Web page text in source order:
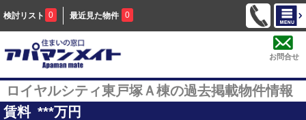
検討リスト 0 最近見た物件 0
お問合せ
ロイヤルシティ東戸塚Ａ棟の過去掲載物件情報
賃料 ***万円